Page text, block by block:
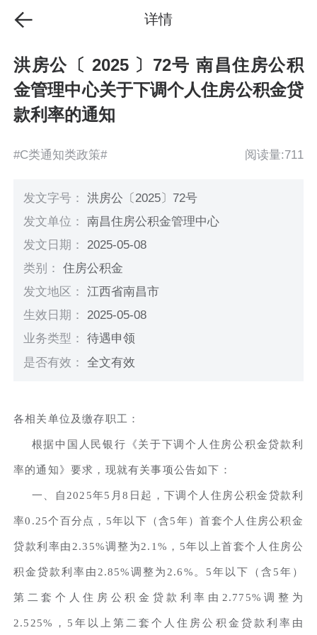
详情
洪房公〔 2025 〕72号 南昌住房公积
金管理中心关于下调个人住房公积金贷
款利率的通知
#C类通知类政策# 阅读量:711
发文字号：洪房公〔2025〕72号
发文单位：南昌住房公积金管理中心
发文日期： 2025-05-08
类别：住房公积金
发文地区：江西省南昌市
生效日期： 2025-05-08
业务类型：待遇申领
是否有效：全文有效
各相关单位及缴存职工：
根据中国人民银行《关于下调个人住房公积金贷款利
率的通知》要求，现就有关事项公告如下：
一、自2025年5月8日起，下调个人住房公积金贷款利
率0.25个百分点，5年以下（含5年）首套个人住房公积金
贷款利率由2.35%调整为2.1%，5年以上首套个人住房公
积金贷款利率由2.85%调整为2.6%。5年以下（含5年）
第二套个人住房公积金贷款利率由2.775%调整为
2.525%，5年以上第二套个人住房公积金贷款利率由